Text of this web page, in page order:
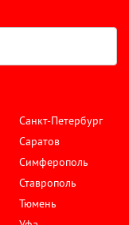
Санкт-Петербург
Саратов
Симферополь
Ставрополь
Тюмень